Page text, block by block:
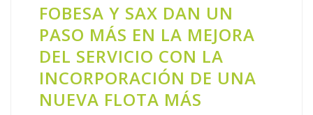
FOBESA Y SAX DAN UN
PASO MÁS EN LA MEJORA
DEL SERVICIO CON LA
INCORPORACIÓN DE UNA
NUEVA FLOTA MÁS